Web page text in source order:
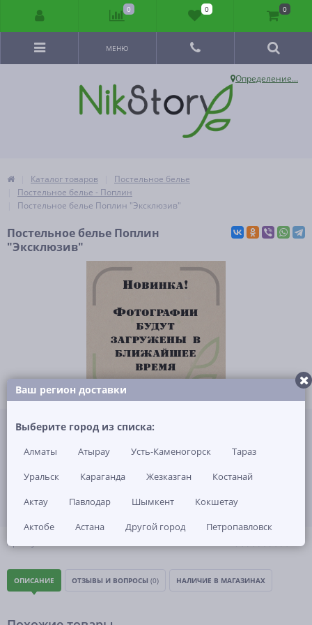
Определение...
МЕНЮ
Каталог товаров
Постельное белье
Постельное белье - Поплин
Постельное белье Поплин "Эксклюзив"
Постельное белье Поплин
"Эксклюзив"
Артикул: - (0)
Нет в наличии
ОПИСАНИЕ ОТЗЫВЫ И ВОПРОСЫ (0) НАЛИЧИЕ В МАГАЗИНАХ
Ваш регион доставки
Выберите город из списка:
Алматы Атырау Усть-Каменогорск
Тараз
Уральск
Караганда Жезказган
Костанай
Актау
Павлодар Шымкент
Кокшетау
Актобе
Астана Другой город Петропавловск
0 0 0